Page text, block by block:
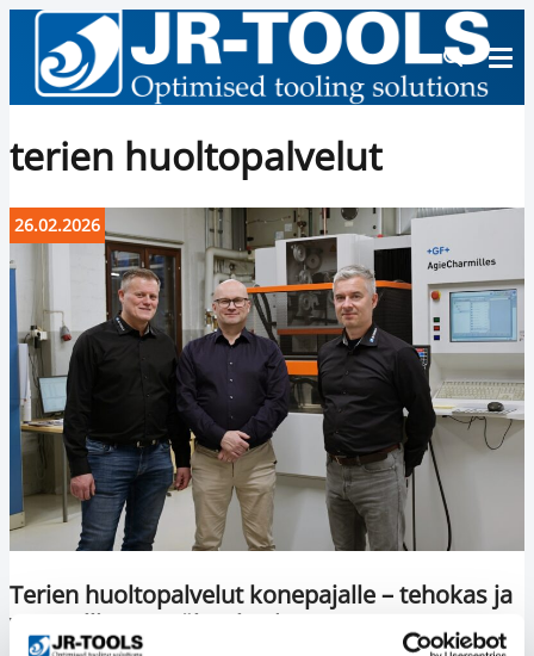
terien huoltopalvelut
26.02.2026
Terien huoltopalvelut konepajalle – tehokas ja
vastuullinen terähuolto | Case R-Component